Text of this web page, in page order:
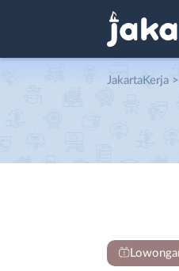
JakartaKerja >